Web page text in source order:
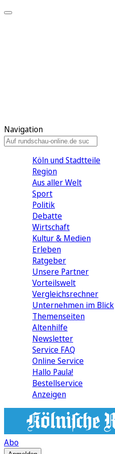
Navigation
Köln und Stadtteile
Region
Aus aller Welt
Sport
Politik
Debatte
Wirtschaft
Kultur & Medien
Erleben
Ratgeber
Unsere Partner
Vorteilswelt
Vergleichsrechner
Unternehmen im Blick
Themenseiten
Altenhilfe
Newsletter
Service FAQ
Online Service
Hallo Paula!
Bestellservice
Anzeigen
Abo